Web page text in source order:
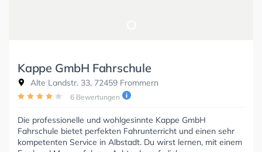
Kappe GmbH Fahrschule
Alte Landstr. 33, 72459 Frommern
6 Bewertungen
Die professionelle und wohlgesinnte Kappe GmbH
Fahrschule bietet perfekten Fahrunterricht und einen sehr
kompetenten Service in Albstadt. Du wirst lernen, mit einem